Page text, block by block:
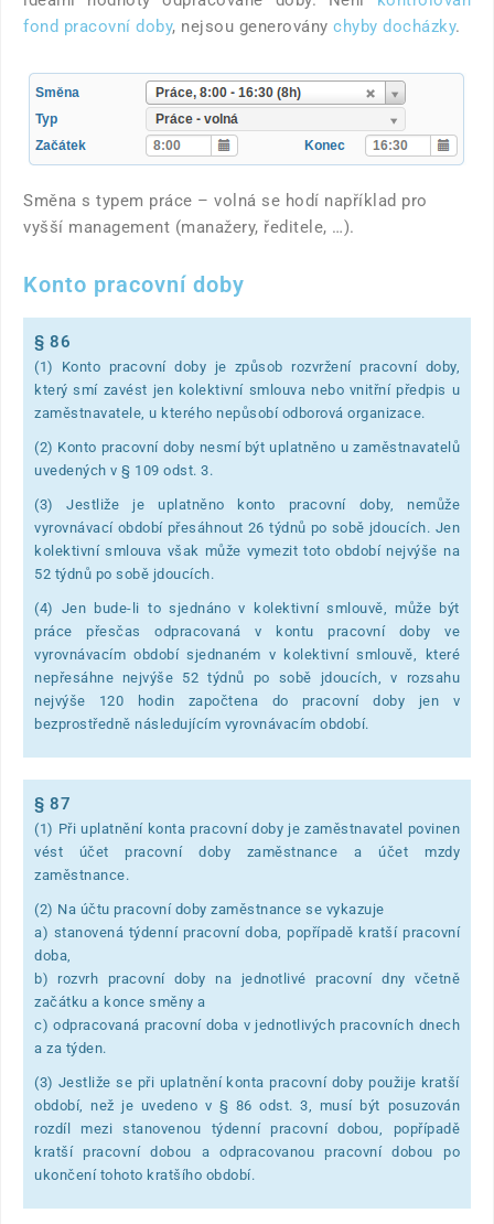
fond pracovní doby, nejsou generovány chyby docházky.
Směna s typem práce – volná se hodí například pro
vyšší management (manažery, ředitele, …).
Konto pracovní doby
§ 86
(1) Konto pracovní doby je způsob rozvržení pracovní doby,
který smí zavést jen kolektivní smlouva nebo vnitřní předpis u
zaměstnavatele, u kterého nepůsobí odborová organizace.
(2) Konto pracovní doby nesmí být uplatněno u zaměstnavatelů
uvedených v § 109 odst. 3.
(3) Jestliže je uplatněno konto pracovní doby, nemůže
vyrovnávací období přesáhnout 26 týdnů po sobě jdoucích. Jen
kolektivní smlouva však může vymezit toto období nejvýše na
52 týdnů po sobě jdoucích.
(4) Jen bude-li to sjednáno v kolektivní smlouvě, může být
práce přesčas odpracovaná v kontu pracovní doby ve
vyrovnávacím období sjednaném v kolektivní smlouvě, které
nepřesáhne nejvýše 52 týdnů po sobě jdoucích, v rozsahu
nejvýše 120 hodin započtena do pracovní doby jen v
bezprostředně následujícím vyrovnávacím období.
§ 87
(1) Při uplatnění konta pracovní doby je zaměstnavatel povinen
vést účet pracovní doby zaměstnance a účet mzdy
zaměstnance.
(2) Na účtu pracovní doby zaměstnance se vykazuje
a) stanovená týdenní pracovní doba, popřípadě kratší pracovní
doba,
b) rozvrh pracovní doby na jednotlivé pracovní dny včetně
začátku a konce směny a
c) odpracovaná pracovní doba v jednotlivých pracovních dnech
a za týden.
(3) Jestliže se při uplatnění konta pracovní doby použije kratší
období, než je uvedeno v § 86 odst. 3, musí být posuzován
rozdíl mezi stanovenou týdenní pracovní dobou, popřípadě
kratší pracovní dobou a odpracovanou pracovní dobou po
ukončení tohoto kratšího období.